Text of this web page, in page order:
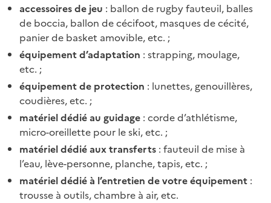
accessoires de jeu : ballon de rugby fauteuil, balles
de boccia, ballon de cécifoot, masques de cécité,
panier de basket amovible, etc. ;
équipement d’adaptation : strapping, moulage,
etc. ;
équipement de protection : lunettes, genouillères,
coudières, etc. ;
matériel dédié au guidage : corde d’athlétisme,
micro-oreillette pour le ski, etc. ;
matériel dédié aux transferts : fauteuil de mise à
l’eau, lève-personne, planche, tapis, etc. ;
matériel dédié à l’entretien de votre équipement :
trousse à outils, chambre à air, etc.